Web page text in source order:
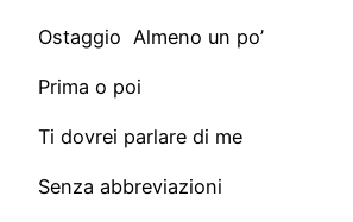
Ostaggio Almeno un po’
Prima o poi
Ti dovrei parlare di me
Senza abbreviazioni